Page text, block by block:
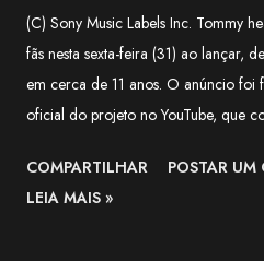
(C) Sony Music Labels Inc. Tommy
fãs nesta sexta-feira (31) ao lançar,
em cerca de 11 anos. O anúncio
oficial do projeto no YouTube, que
para quem aguardava novidades da
Segundo o comunicado, a música é
COMPARTILHAR
POSTAR UM
LEIA MAIS »